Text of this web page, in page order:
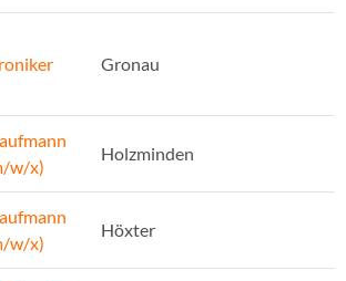
Gronau
w/x)
Holzminden
w/x)
Höxter